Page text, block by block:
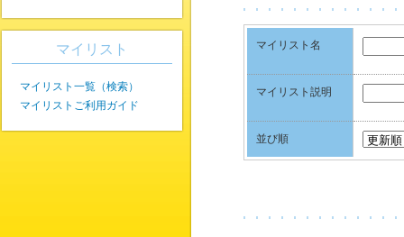
マイリスト名
マイリスト説明
並び順
マイリスト
マイリスト一覧（検索）
マイリストご利用ガイド